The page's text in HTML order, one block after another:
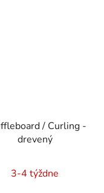
/ Curling -
drevený
3-4 týždne